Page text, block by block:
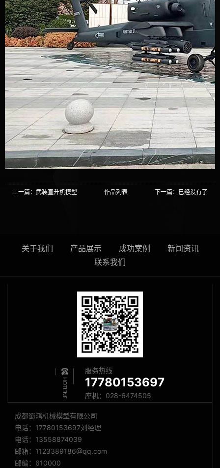
上一篇：武装直升机模型 作品列表 下一篇：已经没有了
关于我们 产品展示 成功案例
新闻资讯
联系我们
服务热线
17780153697
座机：028-6474505
成都蜀鸿机械模型有限公司
电话：17780153697刘经理
电话：13558874039
邮箱：1123389186@qq.com
邮编：610000